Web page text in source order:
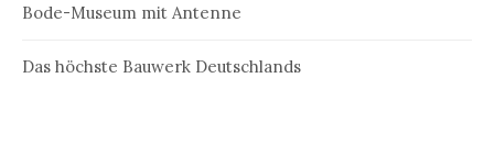
Bode-Museum mit Antenne
Das höchste Bauwerk Deutschlands